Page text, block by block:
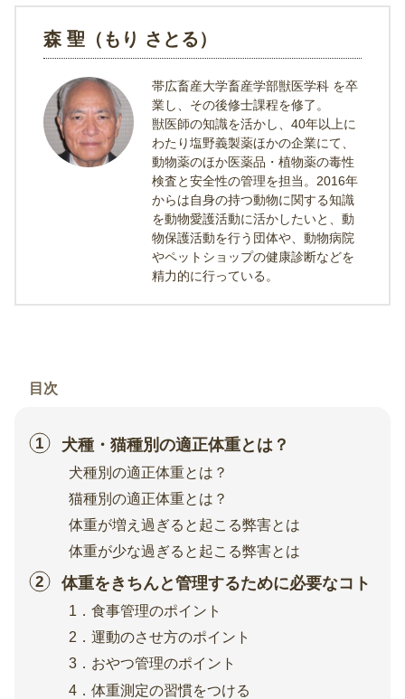
森 聖（もり さとる）
帯広畜産大学畜産学部獣医学科 を卒
業し、その後修士課程を修了。
獣医師の知識を活かし、40年以上に
わたり塩野義製薬ほかの企業にて、
動物薬のほか医薬品・植物薬の毒性
検査と安全性の管理を担当。2016年
からは自身の持つ動物に関する知識
を動物愛護活動に活かしたいと、動
物保護活動を行う団体や、動物病院
やペットショップの健康診断などを
精力的に行っている。
目次
犬種・猫種別の適正体重とは？
犬種別の適正体重とは？
猫種別の適正体重とは？
体重が増え過ぎると起こる弊害とは
体重が少な過ぎると起こる弊害とは
体重をきちんと管理するために必要なコト
1．食事管理のポイント
2．運動のさせ方のポイント
3．おやつ管理のポイント
4．体重測定の習慣をつける